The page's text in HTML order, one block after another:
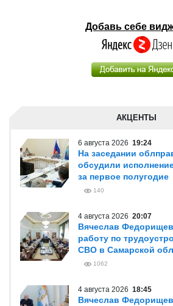
Добавь себе
АКЦЕНТЫ
6 августа 2026 19:24
На заседании
обсудили
за первое полугодие
140
4 августа 2026 20:07
Вячеслав
работу по
СВО в Самарской
1062
4 августа 2026 18:45
Вячеслав